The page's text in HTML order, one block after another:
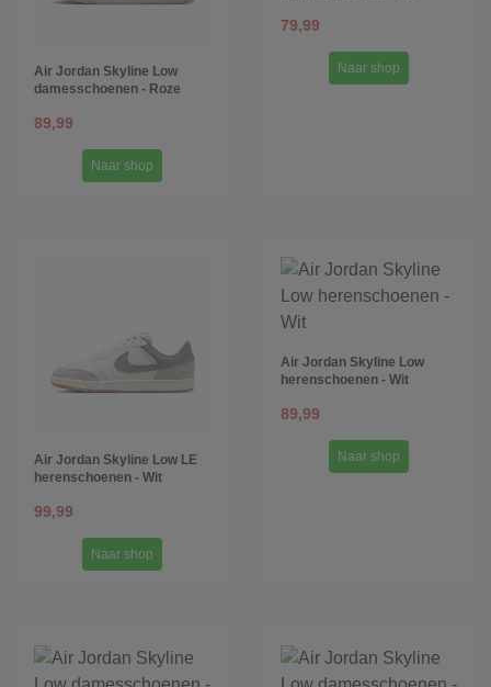
Air Jordan Skyline Low
damesschoenen - Roze
89,99
Naar shop
79,99
Naar shop
Air Jordan Skyline Low LE
herenschoenen - Wit
99,99
Naar shop
Air Jordan Skyline Low
herenschoenen - Wit
89,99
Naar shop